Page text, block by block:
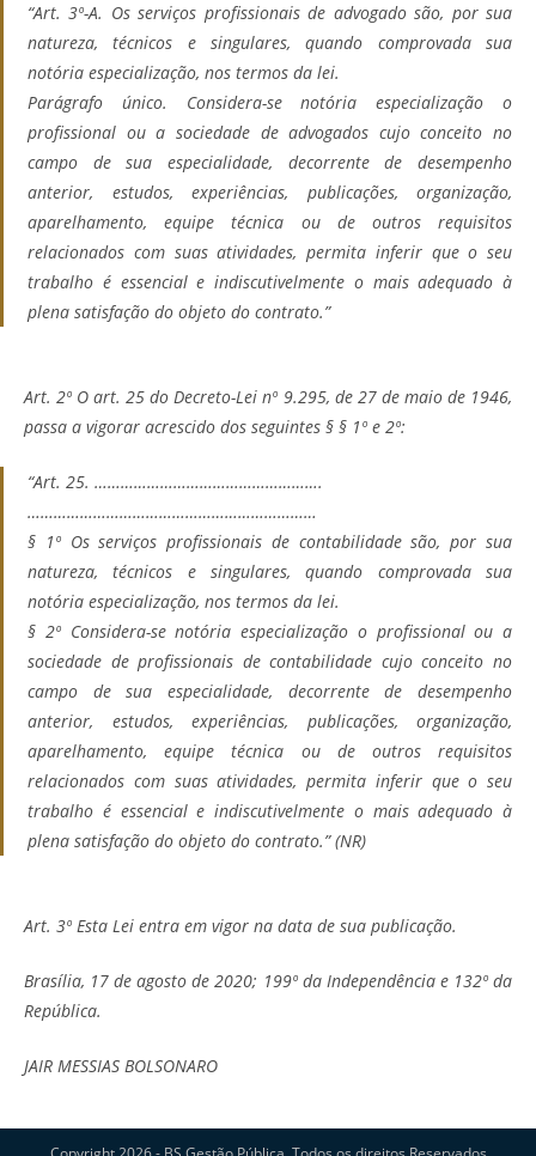
“Art. 3º-A. Os serviços profissionais de advogado são, por sua
natureza, técnicos e singulares, quando comprovada sua
notória especialização, nos termos da lei.
Parágrafo único. Considera-se notória especialização o
profissional ou a sociedade de advogados cujo conceito no
campo de sua especialidade, decorrente de desempenho
anterior, estudos, experiências, publicações, organização,
aparelhamento, equipe técnica ou de outros requisitos
relacionados com suas atividades, permita inferir que o seu
trabalho é essencial e indiscutivelmente o mais adequado à
plena satisfação do objeto do contrato.”
Art. 2º O art. 25 do Decreto-Lei nº 9.295, de 27 de maio de 1946,
passa a vigorar acrescido dos seguintes § § 1º e 2º:
“Art. 25. …………………………………………….
…………………………………………………………
§ 1º Os serviços profissionais de contabilidade são, por sua
natureza, técnicos e singulares, quando comprovada sua
notória especialização, nos termos da lei.
§ 2º Considera-se notória especialização o profissional ou a
sociedade de profissionais de contabilidade cujo conceito no
campo de sua especialidade, decorrente de desempenho
anterior, estudos, experiências, publicações, organização,
aparelhamento, equipe técnica ou de outros requisitos
relacionados com suas atividades, permita inferir que o seu
trabalho é essencial e indiscutivelmente o mais adequado à
plena satisfação do objeto do contrato.” (NR)
Art. 3º Esta Lei entra em vigor na data de sua publicação.
Brasília, 17 de agosto de 2020; 199º da Independência e 132º da
República.
JAIR MESSIAS BOLSONARO